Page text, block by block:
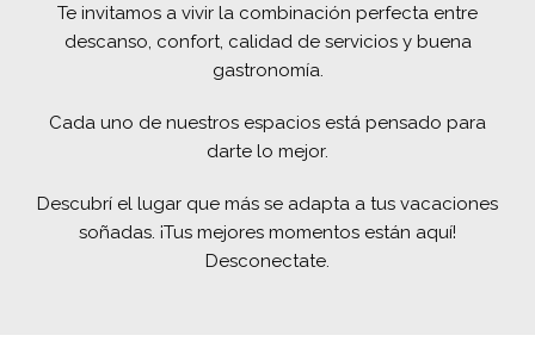
Te invitamos a vivir la combinación perfecta entre
descanso, confort, calidad de servicios y buena
gastronomía.
Cada uno de nuestros espacios está pensado para
darte lo mejor.
Descubrí el lugar que más se adapta a tus vacaciones
soñadas. ¡Tus mejores momentos están aquí!
Desconectate.